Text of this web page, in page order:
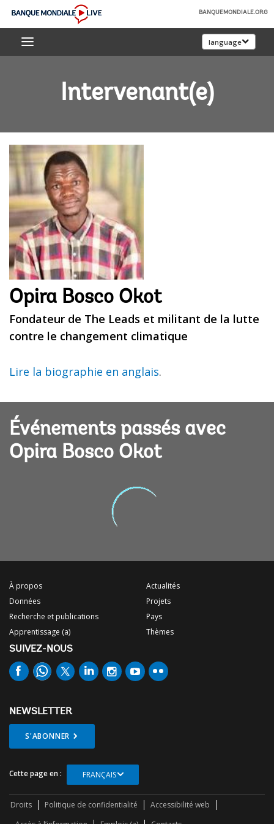
Skip
Main
Banque
mondiale
BANQUEMONDIALE.ORG
language
Intervenant(e)
Opira Bosco Okot
Fondateur de The Leads et militant de la lutte
contre le changement climatique
Lire la biographie en anglais.
Événements passés avec
Opira Bosco Okot
À propos
Données
Recherche et publications
Apprentissage (a)
Actualités
Projets
Pays
Thèmes
SUIVEZ-NOUS
NEWSLETTER
S'ABONNER
Cette page en : FRANÇAIS
Droits Politique de confidentialité
Accessibilité web